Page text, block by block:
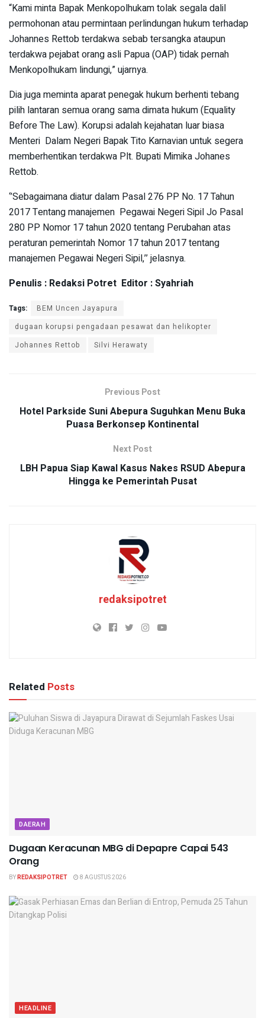
“Kami minta Bapak Menkopolhukam tolak segala dalil
permohonan atau permintaan perlindungan hukum terhadap
Johannes Rettob terdakwa sebab tersangka ataupun
terdakwa pejabat orang asli Papua (OAP) tidak pernah
Menkopolhukam lindungi,” ujarnya.
Dia juga meminta aparat penegak hukum berhenti tebang
pilih lantaran semua orang sama dimata hukum (Equality
Before The Law). Korupsi adalah kejahatan luar biasa
Menteri Dalam Negeri Bapak Tito Karnavian untuk segera
memberhentikan terdakwa Plt. Bupati Mimika Johanes
Rettob.
‘’Sebagaimana diatur dalam Pasal 276 PP No. 17 Tahun
2017 Tentang manajemen Pegawai Negeri Sipil Jo Pasal
280 PP Nomor 17 tahun 2020 tentang Perubahan atas
peraturan pemerintah Nomor 17 tahun 2017 tentang
manajemen Pegawai Negeri Sipil,’’ jelasnya.
Penulis : Redaksi Potret Editor : Syahriah
Tags:
BEM Uncen Jayapura
dugaan korupsi pengadaan pesawat dan helikopter
Johannes Rettob
Silvi Herawaty
Previous Post
Hotel Parkside Suni Abepura Suguhkan Menu Buka
Puasa Berkonsep Kontinental
Next Post
LBH Papua Siap Kawal Kasus Nakes RSUD Abepura
Hingga ke Pemerintah Pusat
redaksipotret
Related Posts
DAERAH
Dugaan Keracunan MBG di Depapre Capai 543
Orang
BYREDAKSIPOTRET 8 AGUSTUS 2026
HEADLINE